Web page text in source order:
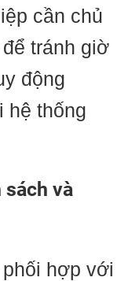
cần chủ
tránh giờ
động
hệ thống
sách và
hợp với